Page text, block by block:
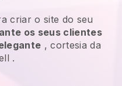
criar o site do seu
os seus clientes
, cortesia da
.